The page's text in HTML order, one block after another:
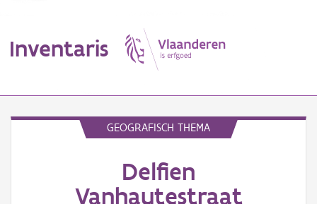
Inventaris
GEOGRAFISCH THEMA
Delfien
Vanhautestraat